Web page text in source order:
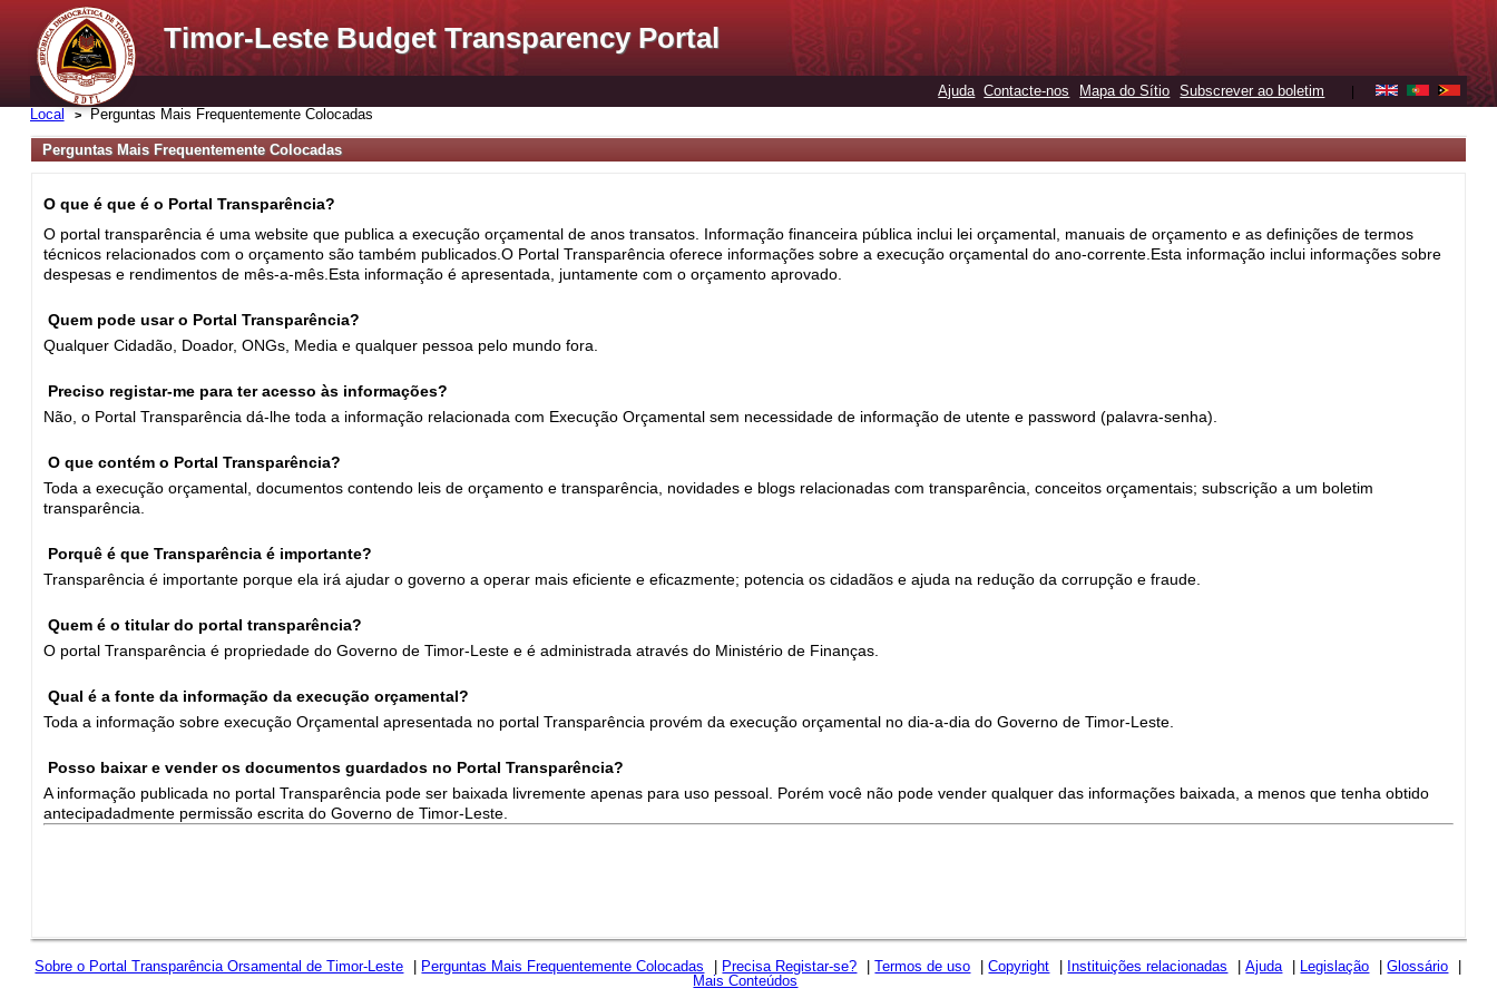
Timor-Leste Budget Transparency Portal
Ajuda Contacte-nos Mapa do Sítio Subscrever ao boletim
Local Perguntas Mais Frequentemente Colocadas
Perguntas Mais Frequentemente Colocadas
O que é que é o Portal Transparência?
O portal transparência é uma website que publica a execução orçamental de anos transatos. Informação financeira pública inclui lei orçamental, manuais de orçamento e as definições de termos
técnicos relacionados com o orçamento são também publicados.O Portal Transparência oferece informações sobre a execução orçamental do ano-corrente.Esta informação inclui informações sobre
despesas e rendimentos de mês-a-mês.Esta informação é apresentada, juntamente com o orçamento aprovado.
Quem pode usar o Portal Transparência?
Qualquer Cidadão, Doador, ONGs, Media e qualquer pessoa pelo mundo fora.
Preciso registar-me para ter acesso às informações?
Não, o Portal Transparência dá-lhe toda a informação relacionada com Execução Orçamental sem necessidade de informação de utente e password (palavra-senha).
O que contém o Portal Transparência?
Toda a execução orçamental, documentos contendo leis de orçamento e transparência, novidades e blogs relacionadas com transparência, conceitos orçamentais; subscrição a um boletim
transparência.
Porquê é que Transparência é importante?
Transparência é importante porque ela irá ajudar o governo a operar mais eficiente e eficazmente; potencia os cidadãos e ajuda na redução da corrupção e fraude.
Quem é o titular do portal transparência?
O portal Transparência é propriedade do Governo de Timor-Leste e é administrada através do Ministério de Finanças.
Qual é a fonte da informação da execução orçamental?
Toda a informação sobre execução Orçamental apresentada no portal Transparência provém da execução orçamental no dia-a-dia do Governo de Timor-Leste.
Posso baixar e vender os documentos guardados no Portal Transparência?
A informação publicada no portal Transparência pode ser baixada livremente apenas para uso pessoal. Porém você não pode vender qualquer das informações baixada, a menos que tenha obtido
antecipadadmente permissão escrita do Governo de Timor-Leste.
Sobre o Portal Transparência Orsamental de Timor-Leste Perguntas Mais Frequentemente Colocadas Precisa Registar-se? |Termos de uso |Copyright Instituições relacionadas |Ajuda Legislação |Glossário
Mais Conteúdos